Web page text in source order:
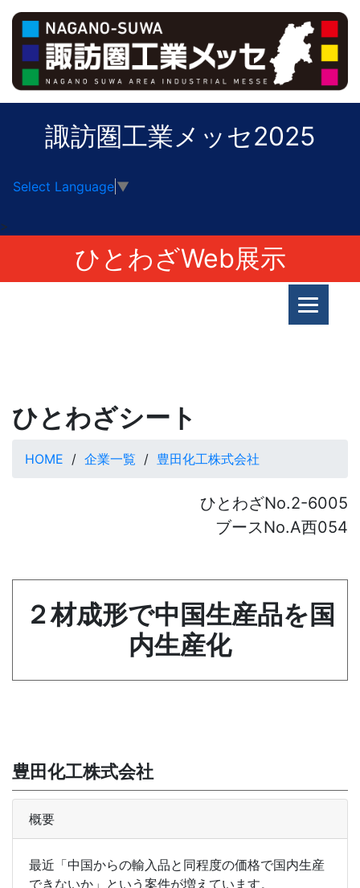
諏訪圏工業メッセ2025
Select Language ▼
>
ひとわざWeb展示
ひとわざシート
HOME 企業一覧 豊田化工株式会社
ひとわざNo.2-6005
ブースNo.A西054
２材成形で中国生産品を国
内生産化
豊田化工株式会社
概要
最近「中国からの輸入品と同程度の価格で国内生産
できないか」という案件が増えています。